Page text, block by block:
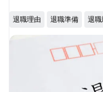
退職理由 退職準備 退